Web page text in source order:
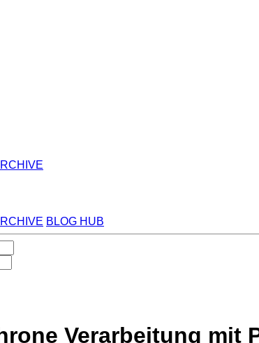
BLOG HUB
Verarbeitung mit